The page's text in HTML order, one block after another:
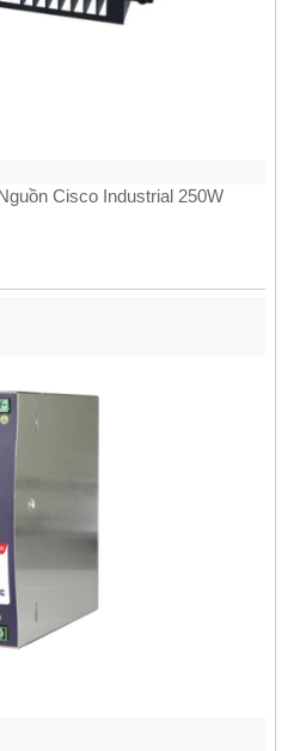
Cisco Industrial 250W